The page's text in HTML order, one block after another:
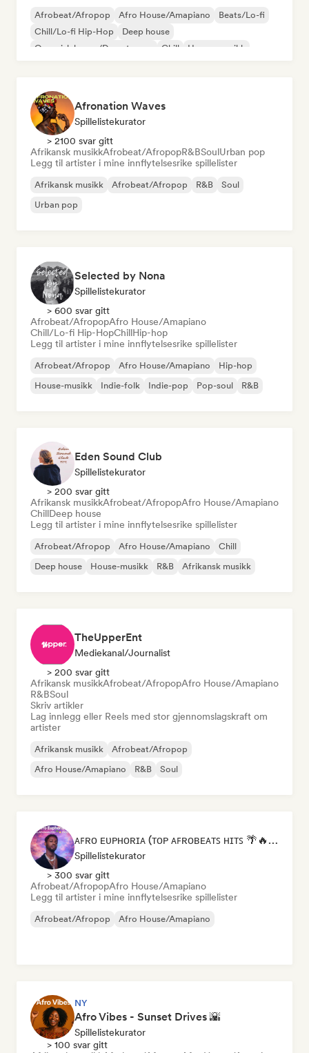
Afrobeat/Afropop Afro House/Amapiano
Beats/Lo-fi
Chill/Lo-fi Hip-Hop
Deep house
Organisk house/Downtempo
Chill House-musikk
Afronation Waves
Spillelistekurator
> 2100 svar gitt
Afrikansk musikkAfrobeat/AfropopR&BSoulUrban pop
Legg til artister i mine innflytelsesrike spillelister
Afrikansk musikk Afrobeat/Afropop R&B
Soul
Urban pop
Selected by Nona
Spillelistekurator
> 600 svar gitt
Afrobeat/AfropopAfro House/Amapiano
Chill/Lo-fi Hip-HopChillHip-hop
Legg til artister i mine innflytelsesrike spillelister
Afrobeat/Afropop Afro House/Amapiano
Hip-hop
House-musikk
Indie-folk Indie-pop Pop-soul R&B
Eden Sound Club
Spillelistekurator
> 200 svar gitt
Afrikansk musikkAfrobeat/AfropopAfro House/Amapiano
ChillDeep house
Legg til artister i mine innflytelsesrike spillelister
Afrobeat/Afropop Afro House/Amapiano
Chill
Deep house
House-musikk R&B Afrikansk musikk
TheUpperEnt
Mediekanal/journalist
> 200 svar gitt
Afrikansk musikkAfrobeat/AfropopAfro House/Amapiano
R&BSoul
Skriv artikler
Lag innlegg eller Reels med stor gjennomslagskraft om
artister
Afrikansk musikk
Afrobeat/Afropop
Afro House/Amapiano
R&B Soul
ᴀꜰʀᴏ ᴇᴜᴘʜᴏʀɪᴀ (ᴛᴏᴘ ᴀꜰʀᴏʙᴇᴀᴛꜱ ʜɪᴛꜱ 🌴🔥 2026 )
Spillelistekurator
> 300 svar gitt
Afrobeat/AfropopAfro House/Amapiano
Legg til artister i mine innflytelsesrike spillelister
Afrobeat/Afropop Afro House/Amapiano
NY
Afro Vibes - Sunset Drives 🌇
Spillelistekurator
> 100 svar gitt